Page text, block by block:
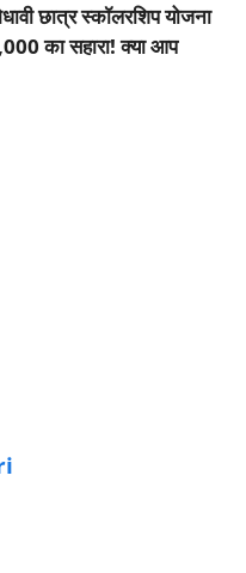
छात्र स्कॉलरशिप योजना
का सहारा! क्या आप